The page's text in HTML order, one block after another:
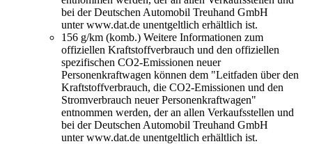
bei der Deutschen Automobil Treuhand GmbH
unter www.dat.de unentgeltlich erhältlich ist.
156 g/km (komb.) Weitere Informationen zum
offiziellen Kraftstoffverbrauch und den offiziellen
spezifischen CO2-Emissionen neuer
Personenkraftwagen können dem "Leitfaden über den
Kraftstoffverbrauch, die CO2-Emissionen und den
Stromverbrauch neuer Personenkraftwagen"
entnommen werden, der an allen Verkaufsstellen und
bei der Deutschen Automobil Treuhand GmbH
unter www.dat.de unentgeltlich erhältlich ist.